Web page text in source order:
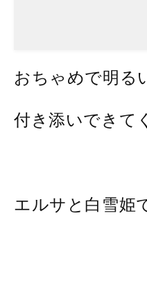
おちゃめで明る
付き添いできて
エルサと白雪姫